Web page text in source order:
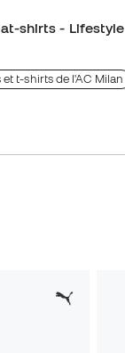
shirts - Lifestyle
et t-shirts de l'AC Milan